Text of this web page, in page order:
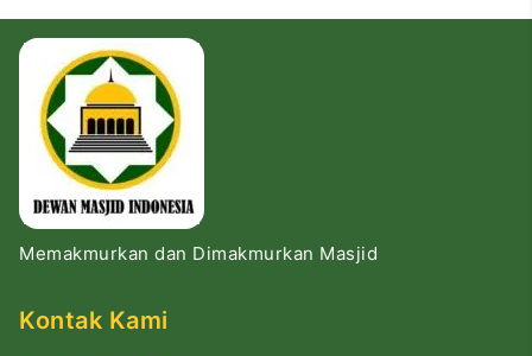
Memakmurkan dan Dimakmurkan Masjid
Kontak Kami